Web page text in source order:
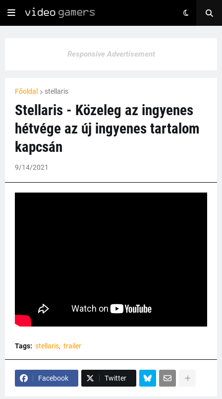
Responsive Advertisement
Főoldal stellaris
Stellaris - Közeleg az ingyenes
hétvége az új ingyenes tartalom
kapcsán
9/14/2021
Tags: stellaris trailer
Facebook Twitter